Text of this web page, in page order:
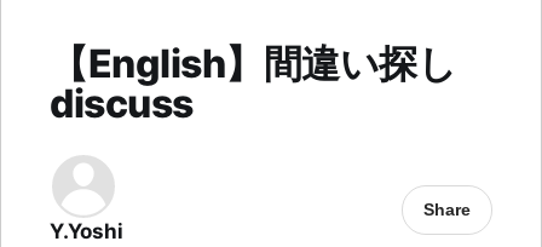
【English】間違い探し
discuss
Y.Yoshi
Share